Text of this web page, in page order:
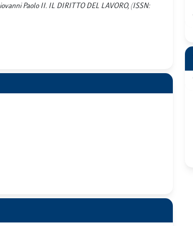
Paolo II. IL DIRITTO DEL LAVORO, (ISSN: